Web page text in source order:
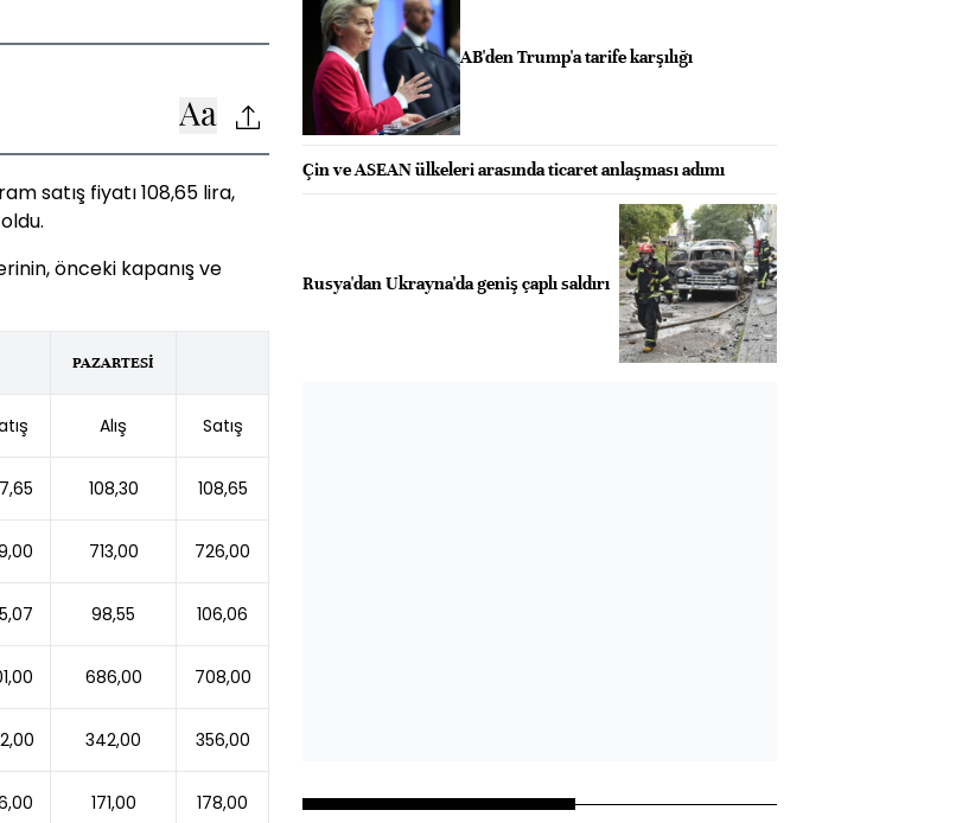
satış fiyatı 108,65 lira,
önceki kapanış ve
PAZARTESİ
Alış Satış
108,30 108,65
713,00 726,00
98,55 106,06
686,00 708,00
342,00 356,00
171,00 178,00
AB'den Trump'a tarife karşılığı
Çin ve ASEAN ülkeleri arasında ticaret anlaşması adımı
Rusya'dan Ukrayna'da geniş çaplı saldırı